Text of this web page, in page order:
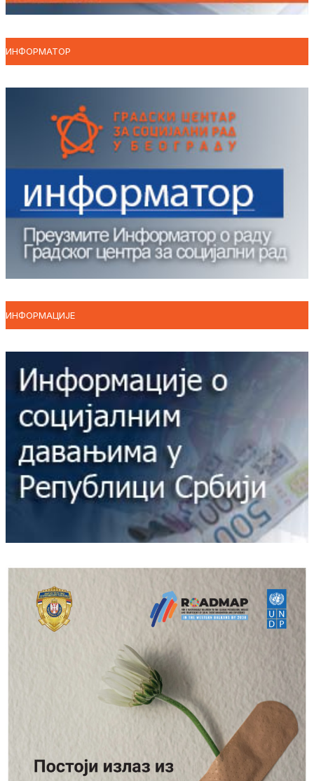
ИНФОРМАТОР
ИНФОРМАЦИЈЕ